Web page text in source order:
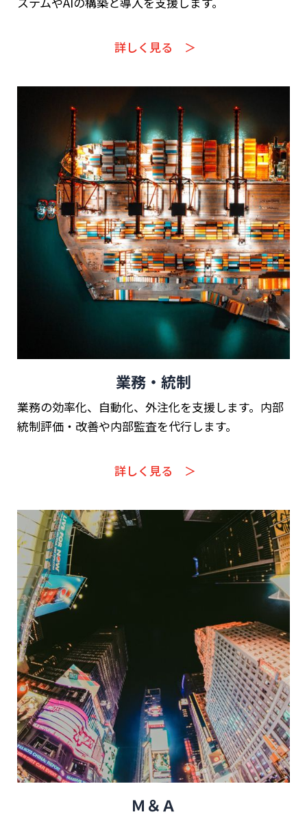
詳しく見る ＞
業務・統制
業務の効率化、自動化、外注化を支援します。内部
統制評価・改善や内部監査を代行します。
詳しく見る ＞
Ｍ＆Ａ